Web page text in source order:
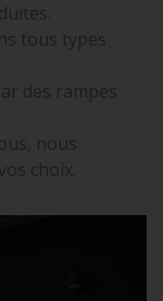
tous types
des rampes
nous
choix.